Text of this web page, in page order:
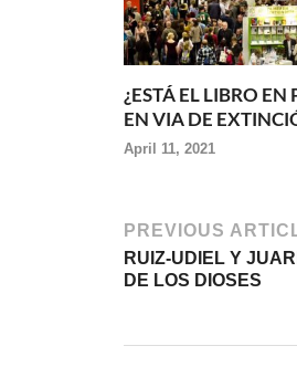
¿ESTÁ EL LIBRO EN
EN VIA DE
April 11, 2021
PREVIOUS
RUIZ-UDIEL Y
DE LOS DIOSES